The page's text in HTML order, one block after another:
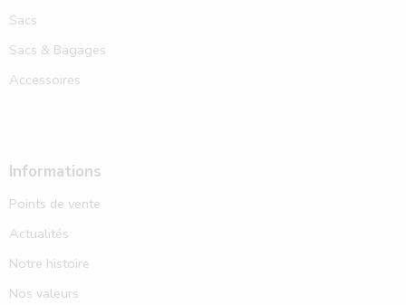
Sacs
Sacs & Bagages
Accessoires
Informations
Points de vente
Actualités
Notre histoire
Nos valeurs